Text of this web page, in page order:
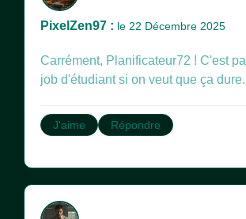
PixelZen97 : le 22 Décembre 2025
Carrément, Planificateur72 ! C'est
job d'étudiant si on veut que ça
J'aime Répondre